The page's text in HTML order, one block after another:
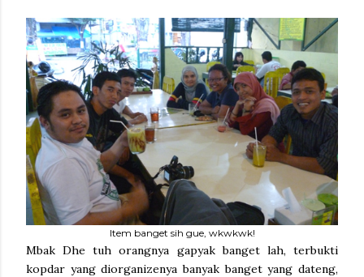
Item banget sih gue, wkwkwk!
Mbak Dhe tuh orangnya gapyak banget lah, terbukti
kopdar yang diorganizenya banyak banget yang dateng,